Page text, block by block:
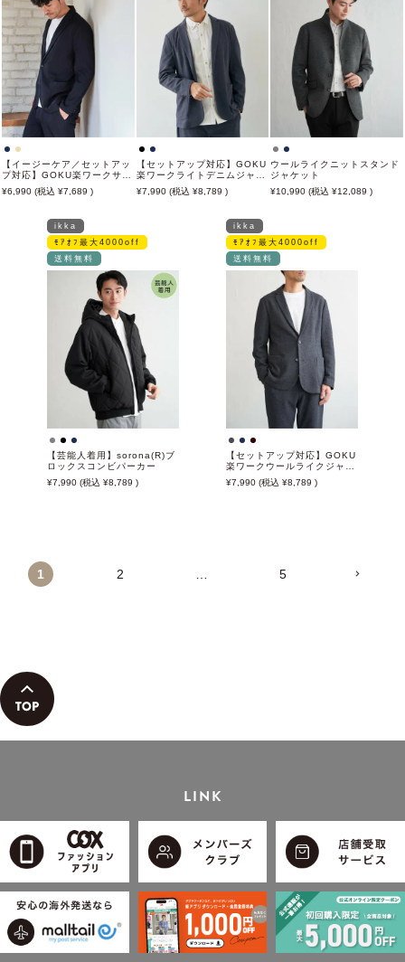
【イージーケア／セットアッ
プ対応】GOKU楽ワークサッ
カージャケット
6,990 7,689
【セットアップ対応】GOKU
楽ワークライトデニムジャケ
7,990 8,789
ウールライクニットスタンド
ジャケット
10,990
12,089
ikka
ﾓｱｵﾌ最大4000off
送料無料
【芸能人着用】sorona(R)ブ
ロックスコンビパーカー
7,990
8,789
ikka
ﾓｱｵﾌ最大4000off
送料無料
【セットアップ対応】GOKU
楽ワークウールライクジャケ
ット
7,990 8,789
1 2 … 5
LINK